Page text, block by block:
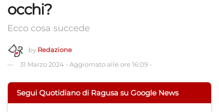
occhi?
Ecco cosa succede
by Redazione
31 Marzo 2024 - Aggiornato alle ore 16:09 -
Segui Quotidiano di Ragusa su Google News